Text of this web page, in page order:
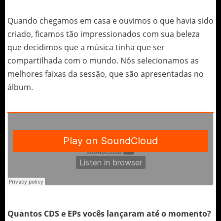
Quando chegamos em casa e ouvimos o que havia sido
criado, ficamos tão impressionados com sua beleza
que decidimos que a música tinha que ser
compartilhada com o mundo. Nós selecionamos as
melhores faixas da sessão, que são apresentadas no
álbum.
Quantos CDS e EPs vocês lançaram até o momento?